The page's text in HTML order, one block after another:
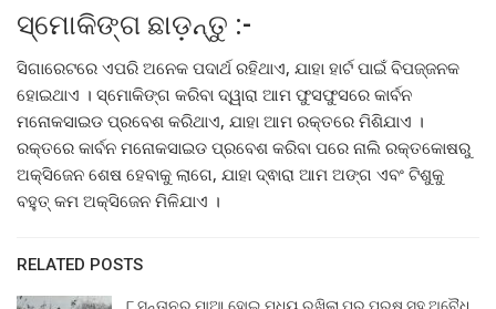
ସ୍ମୋକିଙ୍ଗ ଛାଡ଼ନ୍ତୁ :-
ସିଗାରେଟରେ ଏପରି ଅନେକ ପଦାର୍ଥ ରହିଥାଏ, ଯାହା ହାର୍ଟ ପାଇଁ ବିପଜ୍ଜନକ
ହୋଇଥାଏ । ସ୍ମୋକିଙ୍ଗ କରିବା ଦ୍ୱାରା ଆମ ଫୁସଫୁସରେ କାର୍ବନ
ମନୋକସାଇଡ ପ୍ରବେଶ କରିଥାଏ, ଯାହା ଆମ ରକ୍ତରେ ମିଶିଯାଏ ।
ରକ୍ତରେ କାର୍ବନ ମନୋକସାଇଡ ପ୍ରବେଶ କରିବା ପରେ ନାଲି ରକ୍ତକୋଷରୁ
ଅକ୍ସିଜେନ ଶେଷ ହେବାକୁ ଲାଗେ, ଯାହା ଦ୍ଵାରା ଆମ ଅଙ୍ଗ ଏବଂ ଟିଶୁକୁ
ବହୁତ୍ କମ ଅକ୍ସିଜେନ ମିଳିଯାଏ ।
RELATED POSTS